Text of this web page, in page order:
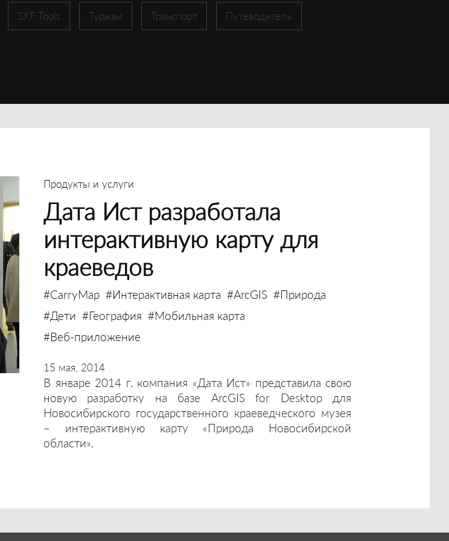
SXF Tools Туризм Транспорт Путеводитель
Продукты и услуги
Дата Ист разработала
интерактивную карту для
краеведов
#CarryMap #Интерактивная карта #ArcGIS #Природа
#Дети #География #Мобильная карта
#Веб-приложение
15 мая, 2014
В январе 2014 г. компания «Дата Ист» представила свою
новую разработку на базе ArcGIS for Desktop для
Новосибирского государственного краеведческого музея
– интерактивную карту «Природа Новосибирской
области».